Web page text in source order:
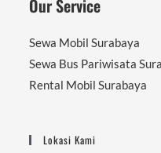
Our Service
Sewa Mobil Surabaya
Sewa Bus Pariwisata
Rental Mobil Surabaya
Lokasi Kami